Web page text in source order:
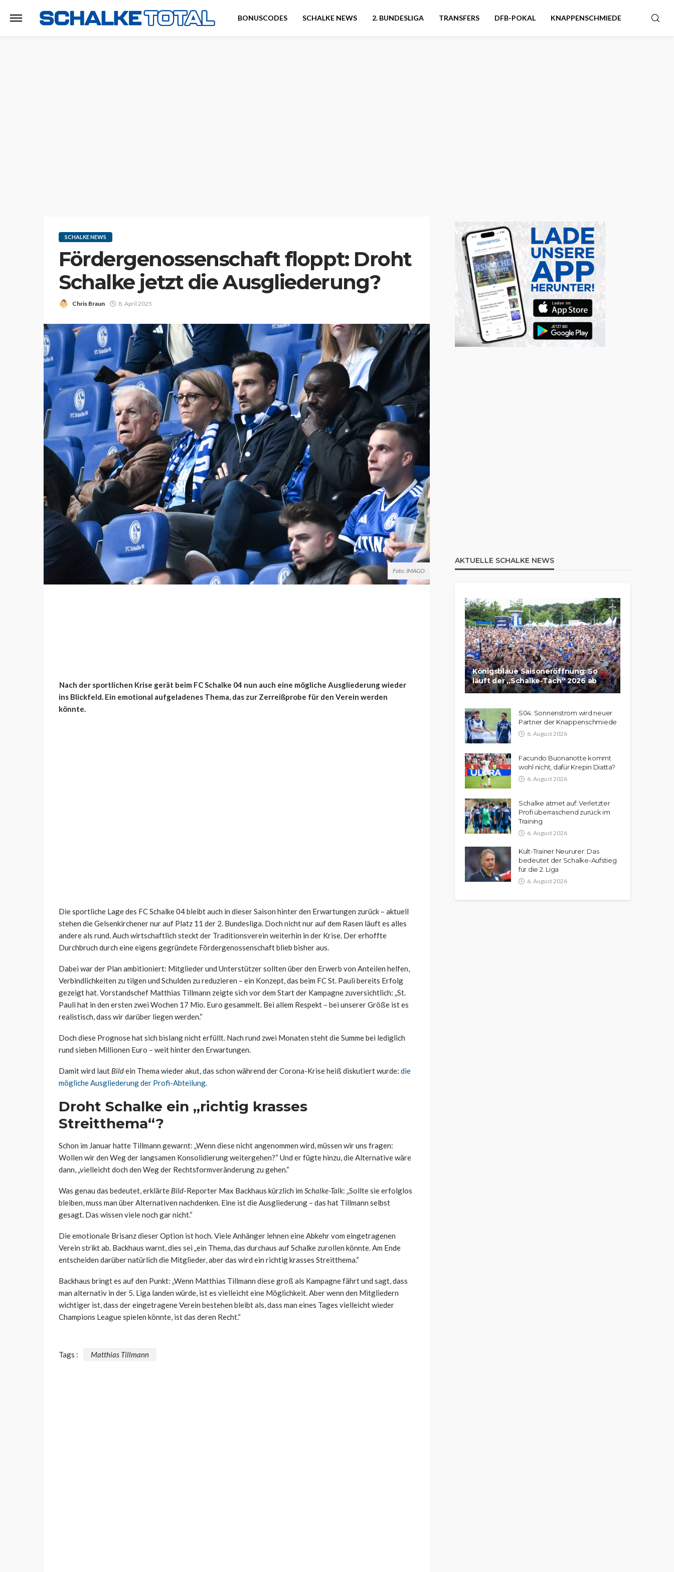
BONUSCODES SCHALKE NEWS 2. BUNDESLIGA TRANSFERS DFB-POKAL KNAPPENSCHMIEDE
SCHALKE NEWS
Fördergenossenschaft floppt: Droht
Schalke jetzt die Ausgliederung?
Chris Braun 8. April 2025
Foto: IMAGO
Nach der sportlichen Krise gerät beim FC Schalke 04 nun auch eine mögliche Ausgliederung wieder
ins Blickfeld. Ein emotional aufgeladenes Thema, das zur Zerreißprobe für den Verein werden
könnte.
Die sportliche Lage des FC Schalke 04 bleibt auch in dieser Saison hinter den Erwartungen zurück – aktuell
stehen die Gelsenkirchener nur auf Platz 11 der 2. Bundesliga. Doch nicht nur auf dem Rasen läuft es alles
andere als rund. Auch wirtschaftlich steckt der Traditionsverein weiterhin in der Krise. Der erhoffte
Durchbruch durch eine eigens gegründete Fördergenossenschaft blieb bisher aus.
Dabei war der Plan ambitioniert: Mitglieder und Unterstützer sollten über den Erwerb von Anteilen helfen,
Verbindlichkeiten zu tilgen und Schulden zu reduzieren – ein Konzept, das beim FC St. Pauli bereits Erfolg
gezeigt hat. Vorstandschef Matthias Tillmann zeigte sich vor dem Start der Kampagne zuversichtlich: „St.
Pauli hat in den ersten zwei Wochen 17 Mio. Euro gesammelt. Bei allem Respekt – bei unserer Größe ist es
realistisch, dass wir darüber liegen werden.“
Doch diese Prognose hat sich bislang nicht erfüllt. Nach rund zwei Monaten steht die Summe bei lediglich
rund sieben Millionen Euro – weit hinter den Erwartungen.
Damit wird laut Bildein Thema wieder akut, das schon während der Corona-Krise heiß diskutiert wurde: die
mögliche Ausgliederung der Profi-Abteilung.
Droht Schalke ein „richtig krasses
Streitthema“?
Schon im Januar hatte Tillmann gewarnt: „Wenn diese nicht angenommen wird, müssen wir uns fragen:
Wollen wir den Weg der langsamen Konsolidierung weitergehen?“ Und er fügte hinzu, die Alternative wäre
dann, „vielleicht doch den Weg der Rechtsformveränderung zu gehen.“
Was genau das bedeutet, erklärte Bild-Reporter Max Backhaus kürzlich im Schalke-Talk: „Sollte sie erfolglos
bleiben, muss man über Alternativen nachdenken. Eine ist die Ausgliederung – das hat Tillmann selbst
gesagt. Das wissen viele noch gar nicht.“
Die emotionale Brisanz dieser Option ist hoch. Viele Anhänger lehnen eine Abkehr vom eingetragenen
Verein strikt ab. Backhaus warnt, dies sei „ein Thema, das durchaus auf Schalke zurollen könnte. Am Ende
entscheiden darüber natürlich die Mitglieder, aber das wird ein richtig krasses Streitthema.“
Backhaus bringt es auf den Punkt: „Wenn Matthias Tillmann diese groß als Kampagne fährt und sagt, dass
man alternativ in der 5. Liga landen würde, ist es vielleicht eine Möglichkeit. Aber wenn den Mitgliedern
wichtiger ist, dass der eingetragene Verein bestehen bleibt als, dass man eines Tages vielleicht wieder
Champions League spielen könnte, ist das deren Recht.“
Tags : Matthias Tillmann
AKTUELLE SCHALKE NEWS
Königsblaue Saisoneröffnung: So
läuft der „Schalke-Tach“ 2026 ab
S04: Sonnenstrom wird neuer
Partner der Knappenschmiede
6. August 2026
Facundo Buonanotte kommt
wohl nicht, dafür Krepin Diatta?
6. August 2026
Schalke atmet auf: Verletzter
Profi überraschend zurück im
Training
6. August 2026
Kult-Trainer Neururer: Das
bedeutet der Schalke-Aufstieg
für die 2. Liga
6. August 2026